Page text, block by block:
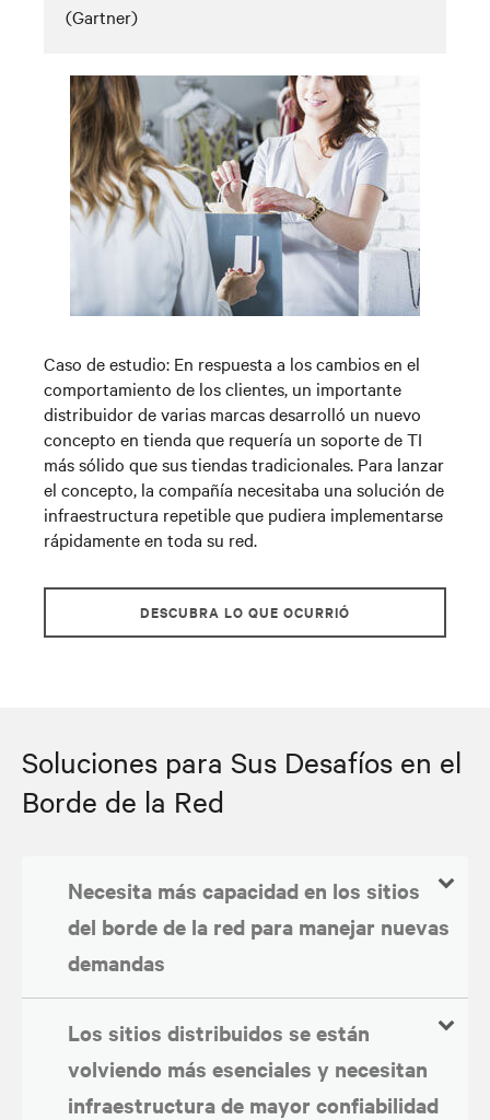
(Gartner)
Caso de estudio: En respuesta a los cambios en el
comportamiento de los clientes, un importante
distribuidor de varias marcas desarrolló un nuevo
concepto en tienda que requería un soporte de TI
más sólido que sus tiendas tradicionales. Para lanzar
el concepto, la compañía necesitaba una solución de
infraestructura repetible que pudiera implementarse
rápidamente en toda su red.
DESCUBRA LO QUE OCURRIÓ
Soluciones para Sus Desafíos en el
Borde de la Red
Necesita más capacidad en los sitios
del borde de la red para manejar nuevas
demandas
Los sitios distribuidos se están
volviendo más esenciales y necesitan
infraestructura de mayor confiabilidad